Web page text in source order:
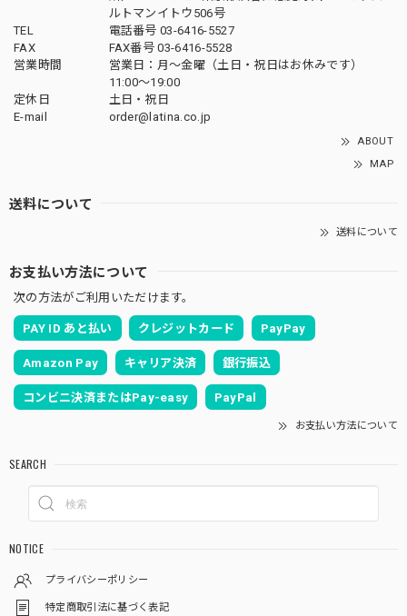
ルトマンイトウ506号
TEL
電話番号 03-6416-5527
FAX
FAX番号 03-6416-5528
営業時間
営業日：月〜金曜（土日・祝日はお休みです）
11:00〜19:00
定休日
土日・祝日
E-mail
order@latina.co.jp
ABOUT
MAP
送料について
送料について
お支払い方法について
次の方法がご利用いただけます。
PAY ID あと払い クレジットカード PayPay
Amazon Pay キャリア決済 銀行振込
コンビニ決済またはPay-easy PayPal
お支払い方法について
SEARCH
NOTICE
プライバシーポリシー
特定商取引法に基づく表記